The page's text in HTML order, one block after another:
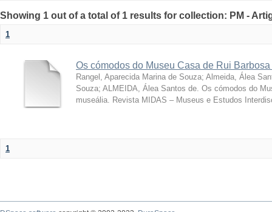
Showing 1 out of a total of 1 results for collection: PM -
1
Os cómodos do Museu Casa de Rui
Rangel, Aparecida Marina de Souza; Almeida, Álea
Souza; ALMEIDA, Álea Santos de. Os cómodos do
museália. Revista MIDAS – Museus e Estudos
1